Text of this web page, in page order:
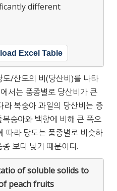
different
Excel Table
/산도의 비(당산비)를 나타
서는 품종별로 당산비가 큰
라 복숭아 과일의 당산비는 증
숭아와 백향에 비해 큰 폭으
따라 당도는 품종별로 비슷하
보다 낮기 때문이다.
of soluble solids to
peach fruits